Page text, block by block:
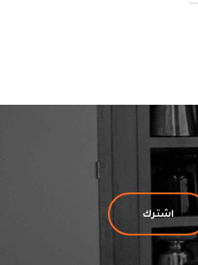
اشترك